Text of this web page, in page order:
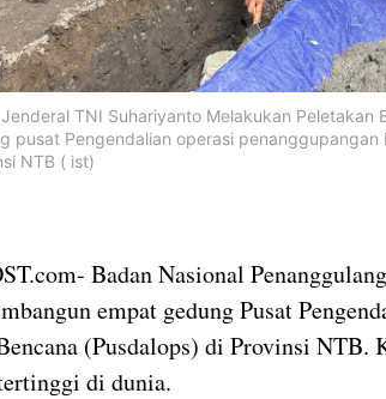
TNI Suhariyanto Melakukan Peletakan
pusat Pengendalian operasi penanggupangan
NTB ( ist)
Badan Nasional
empat gedung Pusat
(Pusdalops) di Provinsi NTB.
di dunia.